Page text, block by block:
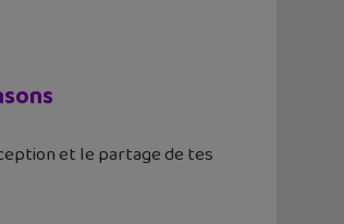
et le partage de tes